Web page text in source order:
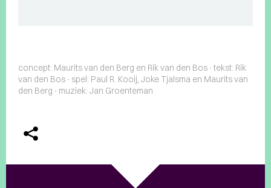
concept: Maurits van den Berg en Rik van den Bos ∙ tekst: Rik
van den Bos ∙ spel: Paul R. Kooij, Joke Tjalsma en Maurits van
den Berg ∙ muziek: Jan Groenteman